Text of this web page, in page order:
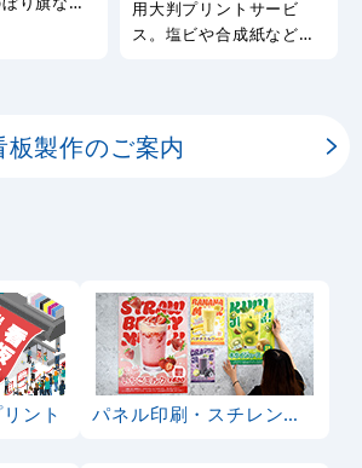
用大判プリントサービ
ス。塩ビや合成紙など看
板製作のご案内
ント パネル印刷・スチレンボード